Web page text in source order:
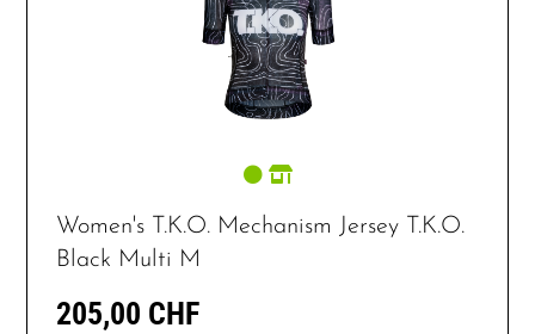
Women's T.K.O. Mechanism Jersey T.K.O.
Black Multi M
205,00 CHF